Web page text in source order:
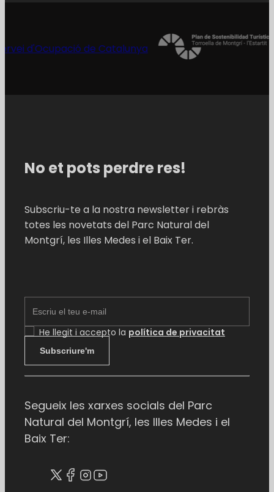
No et pots perdre res!
Subscriu-te a la nostra newsletter i rebràs
totes les novetats del Parc Natural del
Montgrí, les Illes Medes i el Baix Ter.
He llegit i accepto la política de privacitat
Subscriure'm
Segueix les xarxes socials del Parc
Natural del Montgrí, les Illes Medes i el
Baix Ter: